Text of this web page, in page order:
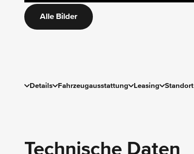
Alle Bilder
Details Fahrzeugausstattung Leasing Standort
Technische Daten